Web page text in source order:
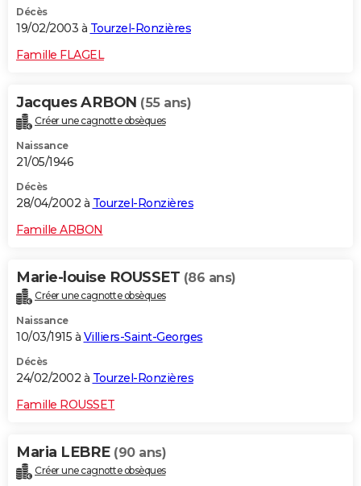
Décès
19/02/2003 à Tourzel-Ronzières
Famille FLAGEL
Jacques ARBON (55 ans)
Créer une cagnotte obsèques
Naissance
21/05/1946
Décès
28/04/2002 à Tourzel-Ronzières
Famille ARBON
Marie-louise ROUSSET (86 ans)
Créer une cagnotte obsèques
Naissance
10/03/1915 à Villiers-Saint-Georges
Décès
24/02/2002 à Tourzel-Ronzières
Famille ROUSSET
Maria LEBRE (90 ans)
Créer une cagnotte obsèques